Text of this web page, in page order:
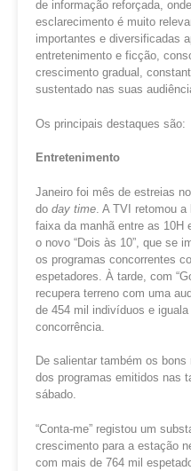
de informação reforçada,
esclarecimento é muito
importantes e diversificadas
entretenimento e ficção,
crescimento gradual,
sustentado nas suas
Os principais destaques são:
Entretenimento
Janeiro foi mês de estreias
do day time . A TVI retomou
faixa da manhã entre as 10H
o novo “Dois às 10”, que se
os programas concorrentes
espetadores. À tarde, com
recupera terreno com uma
de 454 mil indivíduos e iguala
concorrência.
De salientar também os bons
dos programas emitidos nas
sábado.
“Conta-me” registou um
crescimento para a estação
com mais de 764 mil